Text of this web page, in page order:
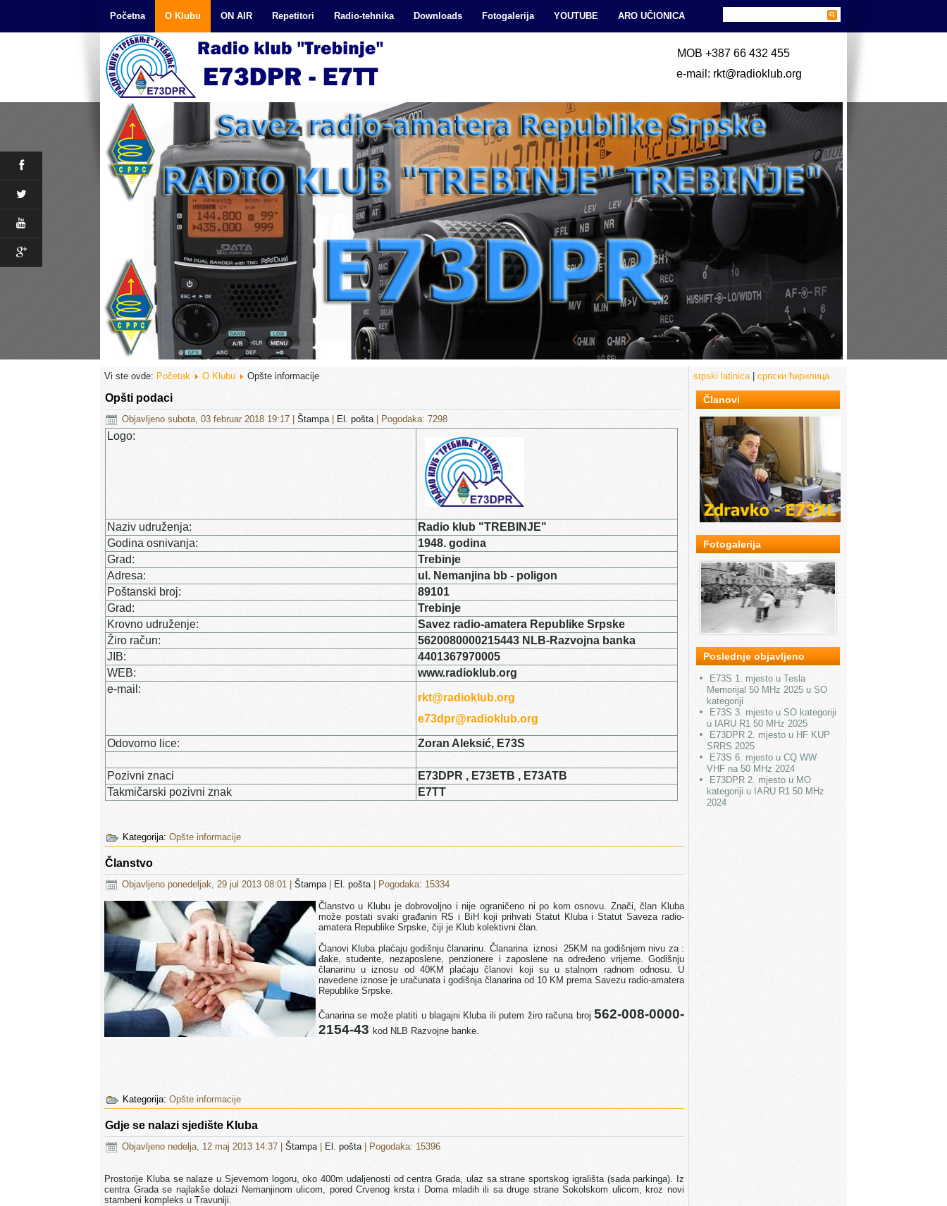
MOB +387 66 432 455
e-mail: rkt@radioklub.org
Početna O Klubu ON AIR Repetitori Radio-tehnika Downloads Fotogalerija YOUTUBE ARO UČIONICA
Vi ste ovde: Početak O Klubu Opšte informacije
Opšti podaci
Objavljeno subota, 03 februar 2018 19:17 Štampa El. pošta | Pogodaka: 7298
Logo:
Naziv udruženja:
Radio klub "TREBINJE"
Godina osnivanja:
1948. godina
Grad:
Trebinje
Adresa:
ul. Nemanjina bb - poligon
Poštanski broj:
89101
Grad:
Trebinje
Krovno udruženje:
Savez radio-amatera Republike Srpske
Žiro račun:
5620080000215443 NLB-Razvojna banka
JIB:
4401367970005
WEB:
www.radioklub.org
e-mail:
rkt@radioklub.org
e73dpr@radioklub.org
Odovorno lice: Zoran Aleksić, E73S
Pozivni znaci
E73DPR , E73ETB , E73ATB
Takmičarski pozivni znak
E7TT
Kategorija: Opšte informacije
Članstvo
Objavljeno ponedeljak, 29 jul 2013 08:01 Štampa El. pošta | Pogodaka: 15334
Članstvo u Klubu je dobrovoljno i nije ograničeno ni po kom osnovu. Znači, član Kluba
može postati svaki građanin RS i BiH koji prihvati Statut Kluba i Statut Saveza radio-
amatera Republike Srpske, čiji je Klub kolektivni član.
Članovi Kluba plaćaju godišnju članarinu. Članarina iznosi 25KM na godišnjem nivu za :
đake, studente, nezaposlene, penzionere i zaposlene na određeno vrijeme. Godišnju
članarinu u iznosu od 40KM plaćaju članovi koji su u stalnom radnom odnosu. U
navedene iznose je uračunata i godišnja članarina od 10 KM prema Savezu radio-amatera
Republike Srpske.
Čanarina se može platiti u blagajni Kluba ili putem žiro računa broj 562-008-0000-
2154-43 kod NLB Razvojne banke.
Kategorija: Opšte informacije
Gdje se nalazi sjedište Kluba
Objavljeno nedelja, 12 maj 2013 14:37 Štampa El. pošta | Pogodaka: 15396
Prostorije Kluba se nalaze u Sjevernom logoru, oko 400m udaljenosti od centra Grada, ulaz sa strane sportskog igrališta (sada parkinga). Iz
centra Grada se najlakše dolazi Nemanjinom ulicom, pored Crvenog krsta i Doma mladih ili sa druge strane Sokolskom ulicom, kroz novi
stambeni kompleks u Travuniji.
srpski latinica| српски ћирилица
Članovi
Fotogalerija
Poslednje objavljeno
E73S 1. mjesto u Tesla
Memorijal 50 MHz 2025 u SO
kategoriji
E73S 3. mjesto u SO kategoriji
u IARU R1 50 MHz 2025
E73DPR 2. mjesto u HF KUP
SRRS 2025
E73S 6. mjesto u CQ WW
VHF na 50 MHz 2024
E73DPR 2. mjesto u MO
kategoriji u IARU R1 50 MHz
2024